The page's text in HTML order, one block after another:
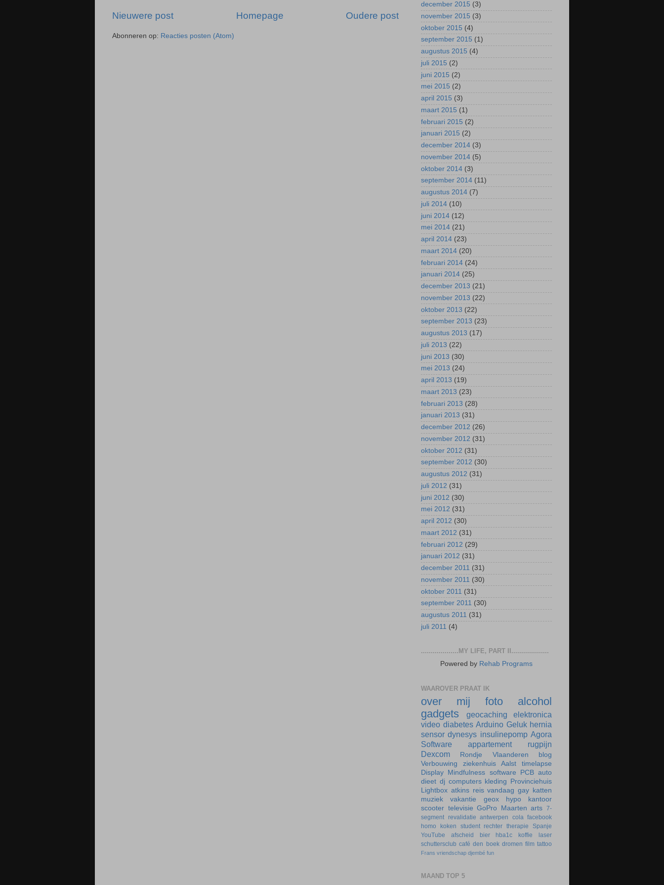
Nieuwere post Oudere post
Homepage
Abonneren op: Reacties posten (Atom)
december 2015 (3)
november 2015 (3)
oktober 2015 (4)
september 2015 (1)
augustus 2015 (4)
juli 2015 (2)
juni 2015 (2)
mei 2015 (2)
april 2015 (3)
maart 2015 (1)
februari 2015 (2)
januari 2015 (2)
december 2014 (3)
november 2014 (5)
oktober 2014 (3)
september 2014 (11)
augustus 2014 (7)
juli 2014 (10)
juni 2014 (12)
mei 2014 (21)
april 2014 (23)
maart 2014 (20)
februari 2014 (24)
januari 2014 (25)
december 2013 (21)
november 2013 (22)
oktober 2013 (22)
september 2013 (23)
augustus 2013 (17)
juli 2013 (22)
juni 2013 (30)
mei 2013 (24)
april 2013 (19)
maart 2013 (23)
februari 2013 (28)
januari 2013 (31)
december 2012 (26)
november 2012 (31)
oktober 2012 (31)
september 2012 (30)
augustus 2012 (31)
juli 2012 (31)
juni 2012 (30)
mei 2012 (31)
april 2012 (30)
maart 2012 (31)
februari 2012 (29)
januari 2012 (31)
december 2011 (31)
november 2011 (30)
oktober 2011 (31)
september 2011 (30)
augustus 2011 (31)
juli 2011 (4)
...................MY LIFE, PART II...................
Powered by Rehab Programs
WAAROVER PRAAT IK
over mij foto
alcohol
gadgets
geocaching
elektronica
video diabetes Arduino Geluk hernia
sensor dynesys insulinepomp Agora
Software
appartement
rugpijn
Dexcom
Rondje Vlaanderen
blog
Verbouwing
ziekenhuis Aalst
timelapse
Display
Mindfulness software PCB auto
dieet dj computers kleding
Provinciehuis
Lightbox atkins reis vandaag gay katten
muziek
vakantie geox hypo
kantoor
scooter televisie GoPro Maarten arts 7-
segment revalidatie antwerpen cola facebook
homo
koken student rechter therapie
Spanje
YouTube
afscheid bier hba1c koffie
laser
schuttersclub café den boek dromen film tattoo
Frans vriendschap djembé fun
MAAND TOP 5